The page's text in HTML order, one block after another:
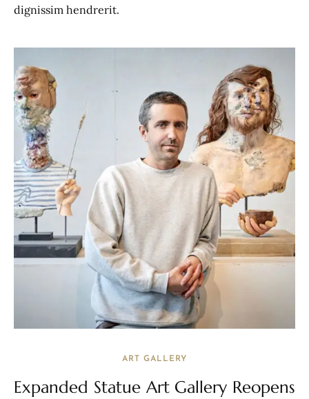
dignissim hendrerit.
ART GALLERY
Expanded Statue Art Gallery Reopens